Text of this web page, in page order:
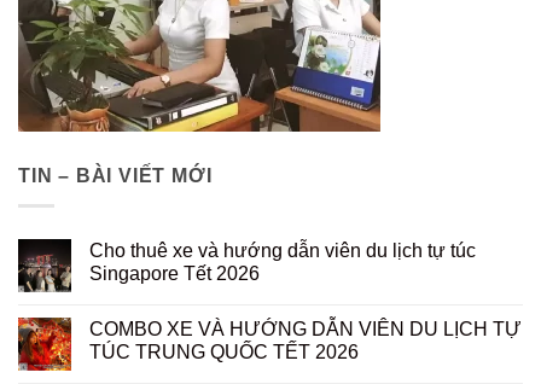
TIN – BÀI VIẾT MỚI
Cho thuê xe và hướng dẫn viên du lịch tự túc
Singapore Tết 2026
COMBO XE VÀ HƯỚNG DẪN VIÊN DU LỊCH TỰ
TÚC TRUNG QUỐC TẾT 2026